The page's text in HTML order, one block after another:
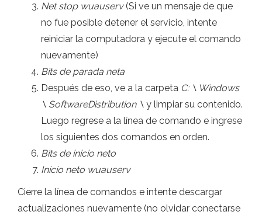
Net stop wuauserv(Si ve un mensaje de que
no fue posible detener el servicio, intente
reiniciar la computadora y ejecute el comando
nuevamente)
Bits de parada neta
Después de eso, ve a la carpeta C: \ Windows
\ SoftwareDistribution \ y limpiar su contenido.
Luego regrese a la línea de comando e ingrese
los siguientes dos comandos en orden.
Bits de inicio neto
Inicio neto wuauserv
Cierre la línea de comandos e intente descargar
actualizaciones nuevamente (no olvidar conectarse